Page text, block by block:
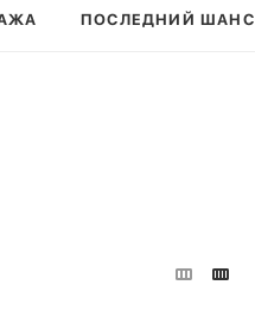
ПОСЛЕДНИЙ ШАНС